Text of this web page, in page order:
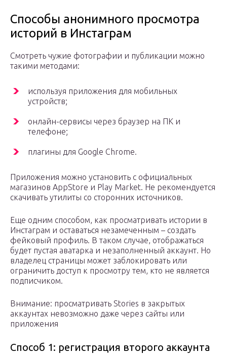
Способы анонимного просмотра
историй в Инстаграм
Смотреть чужие фотографии и публикации можно
такими методами:
используя приложения для мобильных
устройств;
онлайн-сервисы через браузер на ПК и
телефоне;
плагины для Google Chrome.
Приложения можно установить с официальных
магазинов AppStore и Play Market. Не рекомендуется
скачивать утилиты со сторонних источников.
Еще одним способом, как просматривать истории в
Инстаграм и оставаться незамеченным – создать
фейковый профиль. В таком случае, отображаться
будет пустая аватарка и незаполненный аккаунт. Но
владелец страницы может заблокировать или
ограничить доступ к просмотру тем, кто не является
подписчиком.
Внимание: просматривать Stories в закрытых
аккаунтах невозможно даже через сайты или
приложения
Способ 1: регистрация второго аккаунта